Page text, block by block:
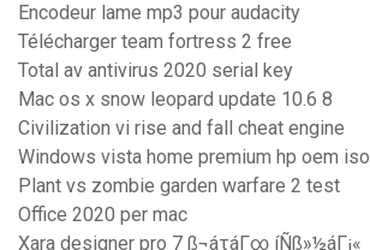
Encodeur lame mp3 pour audacity
Télécharger team fortress 2 free
Total av antivirus 2020 serial key
Mac os x snow leopard update 10.6 8
Civilization vi rise and fall cheat engine
Windows vista home premium hp oem iso
Plant vs zombie garden warfare 2 test
Office 2020 per mac
Xara designer pro 7 ß¬áτáΓ∞ íÑß»½áΓ¡«